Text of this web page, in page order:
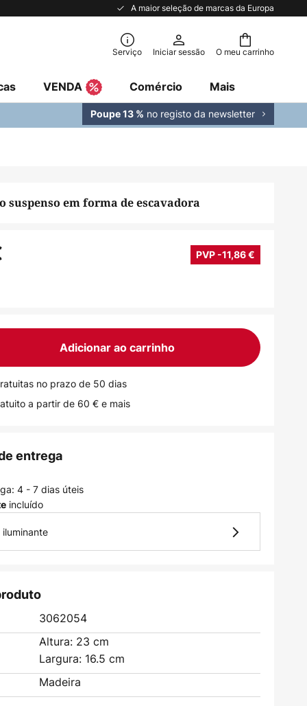
A maior seleção de marcas da Europa
O meu carrinho
Serviço Iniciar sessão
VENDA Comércio Mais
Poupe 13 % no registo da newsletter
suspenso em forma de escavadora
PVP -11,86 €
Adicionar ao carrinho
no prazo de 50 dias
a partir de 60 € e mais
entrega
4 - 7 dias úteis
incluído
iluminante
3062054
Altura: 23 cm
Largura: 16.5 cm
Madeira